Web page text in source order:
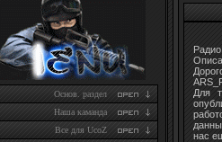
Основ. раздел
Наша каманда
Все для UcoZ
Для
нас